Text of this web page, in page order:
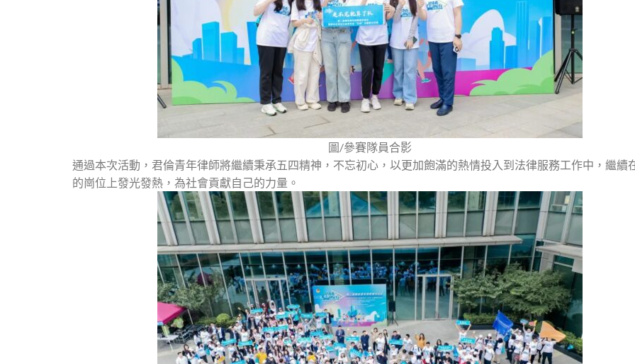
圖/參賽隊員合影
通過本次活動，君倫青年律師將繼續秉承五四精神，不忘初心，以更加飽滿的熱情投入到法律服務工作中，繼續
的崗位上發光發熱，為社會貢獻自己的力量。